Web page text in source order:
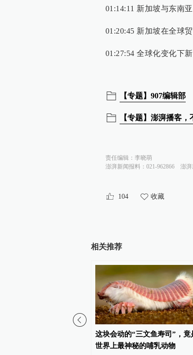
01:14:11 新加坡与东南
01:20:45 新加坡在全球
01:27:54 全球化变化下
【专题】907编辑部
【专题】澎湃播客，
责任编辑： 李晓萌
澎湃新闻报料：021-962866
澎
104 收藏
相关推荐
这块会动的“三文鱼寿司”，竟
世界上最神秘的哺乳动物